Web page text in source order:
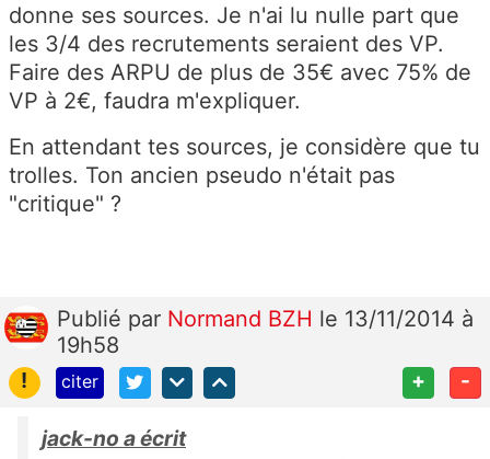
donne ses sources. Je n'ai lu nulle part que
les 3/4 des recrutements seraient des VP.
Faire des ARPU de plus de 35€ avec 75% de
VP à 2€, faudra m'expliquer.
En attendant tes sources, je considère que tu
trolles. Ton ancien pseudo n'était pas
"critique" ?
Publié par Normand BZH le 13/11/2014 à
19h58
!
citer + -
jack-no a écrit